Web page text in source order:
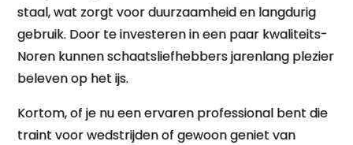
staal, wat zorgt voor duurzaamheid en langdurig
gebruik. Door te investeren in een paar kwaliteits-
Noren kunnen schaatsliefhebbers jarenlang plezier
beleven op het ijs.
Kortom, of je nu een ervaren professional bent die
traint voor wedstrijden of gewoon geniet van